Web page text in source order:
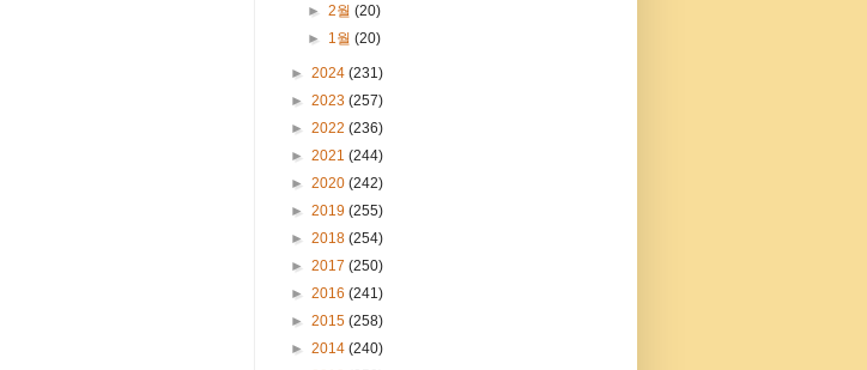
►2월(20)
► 1월(20)
► 2024 (231)
► 2023 (257)
► 2022 (236)
► 2021 (244)
► 2020 (242)
► 2019 (255)
► 2018 (254)
► 2017 (250)
► 2016 (241)
► 2015 (258)
► 2014 (240)